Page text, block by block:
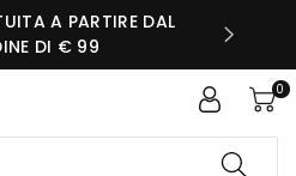
A PARTIRE DAL
DI € 99
0